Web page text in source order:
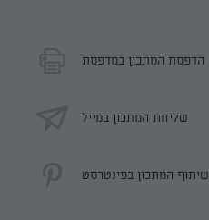
הדפסת המתכון במדפסת
שליחת המתכון במייל
שיתוף המתכון בפינטרסט